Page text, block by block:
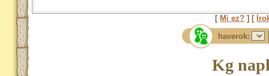
[ Mi ez? ] [
haverok:
Kg